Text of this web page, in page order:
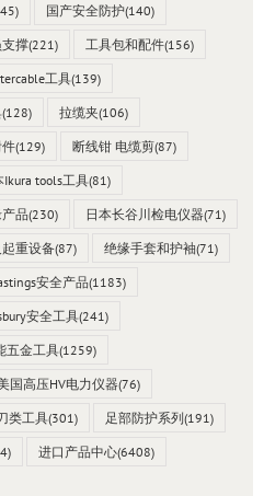
国产安全防护(140)
撑(221) 工具包和配件(156)
工具(139)
(128) 拉缆夹(106)
件(129) 断线钳 电缆剪(87)
Ikura tools工具(81)
产品(230) 日本长谷川检电仪器(71)
重设备(87) 绝缘手套和护袖(71)
安全产品(1183)
安全工具(241)
五金工具(1259)
国高压HV电力仪器(76)
类工具(301) 足部防护系列(191)
进口产品中心(6408)